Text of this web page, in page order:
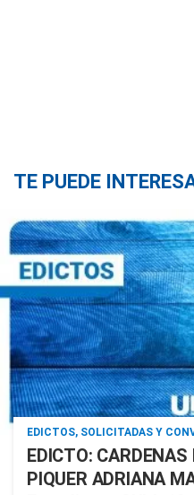
TE PUEDE
EDICTOS, SOLICITADAS Y
EDICTO:
PIQUER ADRIANA